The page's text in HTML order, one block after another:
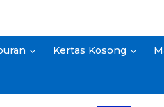
Kertas Kosong